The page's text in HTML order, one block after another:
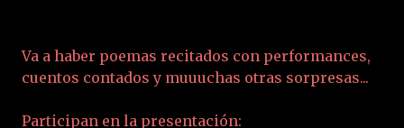
Va a haber poemas recitados con performances,
cuentos contados y muuuchas otras sorpresas...
Participan en la presentación: